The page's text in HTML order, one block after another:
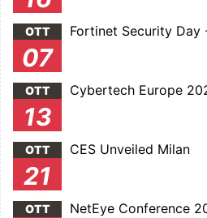
OTT
07
Fortinet Security Day
OTT
13
Cybertech Europe
OTT
21
CES Unveiled Milan
OTT NetEye Conference